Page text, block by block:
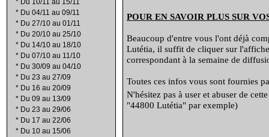
* Du 10/11 au 15/11
* Du 04/11 au 09/11
* Du 27/10 au 01/11
* Du 20/10 au 25/10
* Du 14/10 au 18/10
* Du 07/10 au 11/10
* Du 30/09 au 04/10
* Du 23 au 27/09
* Du 16 au 20/09
* Du 09 au 13/09
* Du 23 au 29/06
* Du 17 au 22/06
* Du 10 au 15/06
POUR EN SAVOIR PLUS SUR
Beaucoup d'entre vous l'ont déjà
Lutétia, il suffit de cliquer sur l'affiche
correspondant à la semaine de
Toutes ces infos vous sont fournies
N'hésitez pas à user et abuser de
"44800 Lutétia" par exemple)